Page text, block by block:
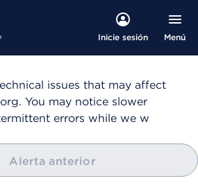
Inicie sesión Menú
issues that may affect
You may notice slower
errors while we w
Alerta anterior